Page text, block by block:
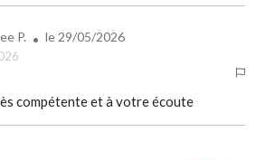
P. le 29/05/2026
compétente et à votre écoute